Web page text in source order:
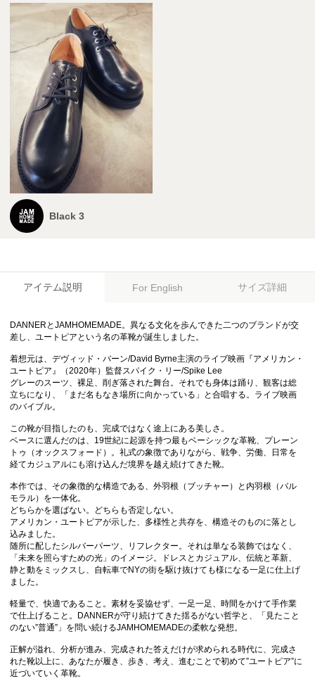
Black 3
アイテム説明 For English サイズ詳細
DANNERとJAMHOMEMADE。異なる文化を歩んできた二つのブランドが交
差し、ユートピアという名の革靴が誕生しました。
着想元は、デヴィッド・バーン/David Byrne主演のライブ映画『アメリカン・
ユートピア』（2020年）監督スパイク・リー/Spike Lee
グレーのスーツ、裸足、削ぎ落された舞台。それでも身体は踊り、観客は総
立ちになり、「まだ名もなき場所に向かっている」と合唱する。ライブ映画
のバイブル。
この靴が目指したのも、完成ではなく途上にある美しさ。
ベースに選んだのは、19世紀に起源を持つ最もベーシックな革靴、プレーン
トゥ（オックスフォード）。礼式の象徴でありながら、戦争、労働、日常を
経てカジュアルにも溶け込んだ境界を越え続けてきた靴。
本作では、その象徴的な構造である、外羽根（ブッチャー）と内羽根（バル
モラル）を一体化。
どちらかを選ばない。どちらも否定しない。
アメリカン・ユートピアが示した、多様性と共存を、構造そのものに落とし
込みました。
随所に配したシルバーパーツ、リフレクター。それは単なる装飾ではなく、
「未来を照らすための光」のイメージ。ドレスとカジュアル、伝統と革新、
静と動をミックスし、自転車でNYの街を駆け抜けても様になる一足に仕上げ
ました。
軽量で、快適であること。素材を妥協せず、一足一足、時間をかけて手作業
で仕上げること。DANNERが守り続けてきた揺るがない哲学と、「見たこと
のない”普通”」を問い続けるJAMHOMEMADEの柔軟な発想。
正解が溢れ、分析が進み、完成された答えだけが求められる時代に、完成さ
れた靴以上に、あなたが履き、歩き、考え、進むことで初めて”ユートピア”に
近づいていく革靴。